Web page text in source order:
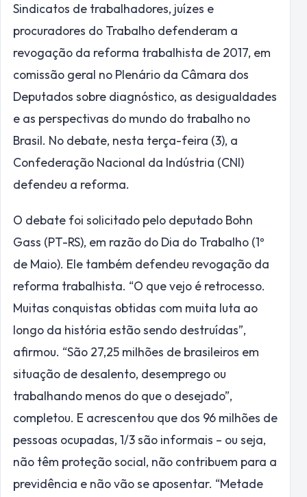
Sindicatos de trabalhadores, juízes e
procuradores do Trabalho defenderam a
revogação da reforma trabalhista de 2017, em
comissão geral no Plenário da Câmara dos
Deputados sobre diagnóstico, as desigualdades
e as perspectivas do mundo do trabalho no
Brasil. No debate, nesta terça-feira (3), a
Confederação Nacional da Indústria (CNI)
defendeu a reforma.
O debate foi solicitado pelo deputado Bohn
Gass (PT-RS), em razão do Dia do Trabalho (1º
de Maio). Ele também defendeu revogação da
reforma trabalhista. “O que vejo é retrocesso.
Muitas conquistas obtidas com muita luta ao
longo da história estão sendo destruídas”,
afirmou. “São 27,25 milhões de brasileiros em
situação de desalento, desemprego ou
trabalhando menos do que o desejado”,
completou. E acrescentou que dos 96 milhões de
pessoas ocupadas, 1/3 são informais – ou seja,
não têm proteção social, não contribuem para a
previdência e não vão se aposentar. “Metade